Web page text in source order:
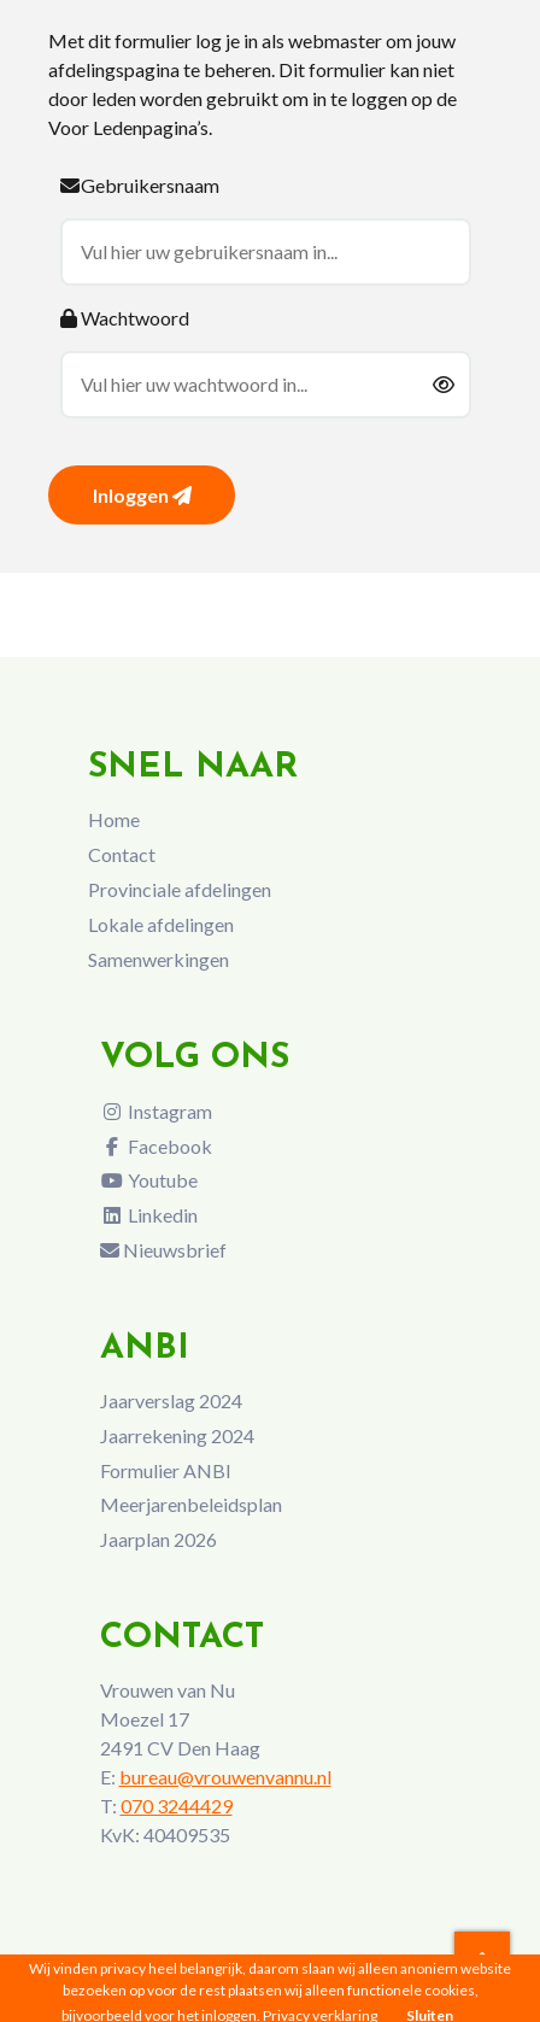
Met dit formulier log je in als webmaster om jouw
afdelingspagina te beheren. Dit formulier kan niet
door leden worden gebruikt om in te loggen op de
Voor Ledenpagina’s.
Gebruikersnaam
Wachtwoord
Inloggen
SNEL NAAR
Home
Contact
Provinciale afdelingen
Lokale afdelingen
Samenwerkingen
VOLG ONS
Instagram
Facebook
Youtube
Linkedin
Nieuwsbrief
ANBI
Jaarverslag 2024
Jaarrekening 2024
Formulier ANBI
Meerjarenbeleidsplan
Jaarplan 2026
CONTACT
Vrouwen van Nu
Moezel 17
2491 CV Den Haag
E: bureau@vrouwenvannu.nl
T: 070 3244429
KvK: 40409535
Vrouwen van Nu © 2026 |Privacyverklaring
Wij vinden privacy heel belangrijk, daarom slaan wij alleen anoniem website
bezoeken op voor de rest plaatsen wij alleen functionele cookies,
bijvoorbeeld voor het inloggen. Privacy verklaring Sluiten